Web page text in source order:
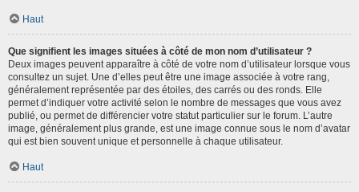
Haut
Que signifient les images situées à côté de mon nom d’utilisateur ?
Deux images peuvent apparaître à côté de votre nom d’utilisateur lorsque vous
consultez un sujet. Une d’elles peut être une image associée à votre rang,
généralement représentée par des étoiles, des carrés ou des ronds. Elle
permet d’indiquer votre activité selon le nombre de messages que vous avez
publié, ou permet de différencier votre statut particulier sur le forum. L’autre
image, généralement plus grande, est une image connue sous le nom d’avatar
qui est bien souvent unique et personnelle à chaque utilisateur.
Haut